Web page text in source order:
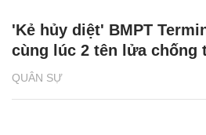
QUÂN SỰ
'Kẻ hủy diệt' BMPT
cùng lúc 2 tên lửa chống